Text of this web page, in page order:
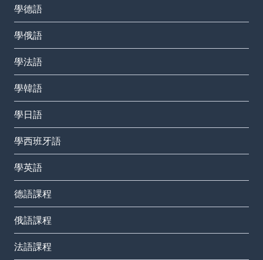
學德語
學俄語
學法語
學韓語
學日語
學西班牙語
學英語
德語課程
俄語課程
法語課程